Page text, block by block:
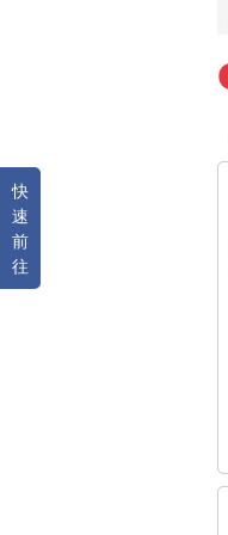
快
速
前
往